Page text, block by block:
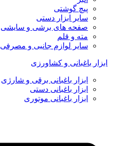
پیچ گوشتی
سایر ابزار دستی
صفحه های برشی و سایشی
مته و قلم
سایر لوازم جانبی و مصرفی
ابزار باغبانی و کشاورزی
ابزار باغبانی برقی و شارژی
ابزار باغبانی دستی
ابزار باغبانی موتوری